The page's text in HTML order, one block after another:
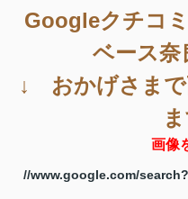
Googleクチコ
ベース奈
↓ おかげさまで
画像
//www.google.com/